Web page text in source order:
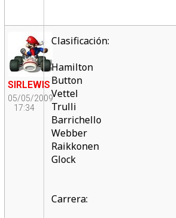
SIRLEWIS
05/05/2009
17:34
Clasificación:
Hamilton
Button
Vettel
Trulli
Barrichello
Webber
Raikkonen
Glock
Carrera: